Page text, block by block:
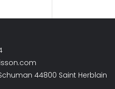
44800 Saint Herblain